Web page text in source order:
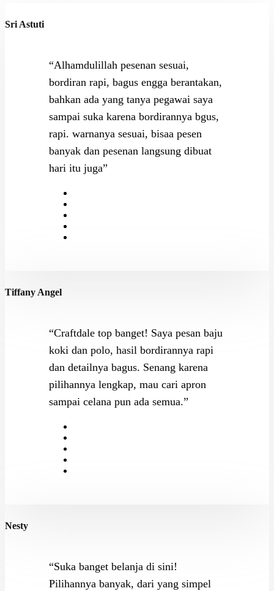
Sri Astuti
“Alhamdulillah pesenan sesuai,
bordiran rapi, bagus engga berantakan,
bahkan ada yang tanya pegawai saya
sampai suka karena bordirannya bgus,
rapi. warnanya sesuai, bisaa pesen
banyak dan pesenan langsung dibuat
hari itu juga”
Tiffany Angel
“Craftdale top banget! Saya pesan baju
koki dan polo, hasil bordirannya rapi
dan detailnya bagus. Senang karena
pilihannya lengkap, mau cari apron
sampai celana pun ada semua.”
Nesty
“Suka banget belanja di sini!
Pilihannya banyak, dari yang simpel